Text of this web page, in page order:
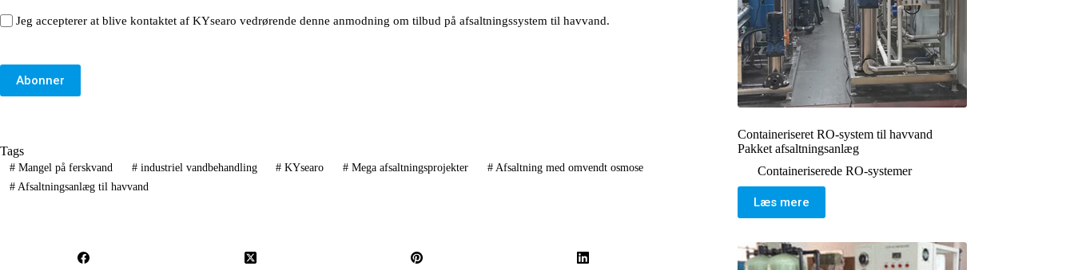
Jeg accepterer at blive kontaktet af KYsearo vedrørende denne anmodning om tilbud på afsaltningssystem til havvand.
Abonner
Tags
#Mangel på ferskvand #industriel vandbehandling # KYsearo # Mega afsaltningsprojekter # Afsaltning med omvendt osmose
#Afsaltningsanlæg til havvand
Containeriseret RO-system til havvand
Pakket afsaltningsanlæg
Containeriserede RO-systemer
Læs mere